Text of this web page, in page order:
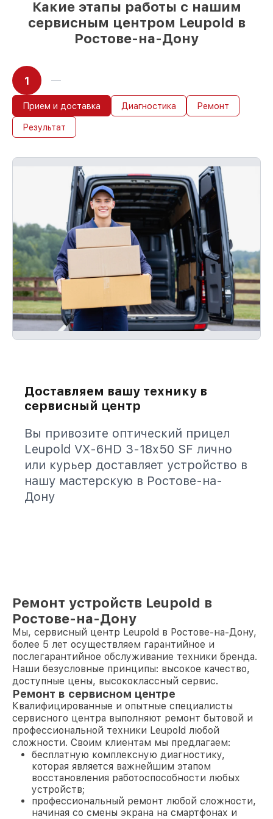
Какие этапы работы с нашим
сервисным центром Leupold в
Ростове-на-Дону
1
Прием и доставка Диагностика Ремонт
Результат
Доставляем вашу технику в
сервисный центр
Вы привозите оптический прицел
Leupold VX-6HD 3-18x50 SF лично
или курьер доставляет устройство в
нашу мастерскую в Ростове-на-
Дону
Ремонт устройств Leupold в
Ростове-на-Дону
Мы, сервисный центр Leupold в Ростове-на-Дону,
более 5 лет осуществляем гарантийное и
послегарантийное обслуживание техники бренда.
Наши безусловные принципы: высокое качество,
доступные цены, высококлассный сервис.
Ремонт в сервисном центре
Квалифицированные и опытные специалисты
сервисного центра выполняют ремонт бытовой и
профессиональной техники Leupold любой
сложности. Своим клиентам мы предлагаем:
бесплатную комплексную диагностику,
которая является важнейшим этапом
восстановления работоспособности любых
устройств;
профессиональный ремонт любой сложности,
начиная со смены экрана на смартфонах и